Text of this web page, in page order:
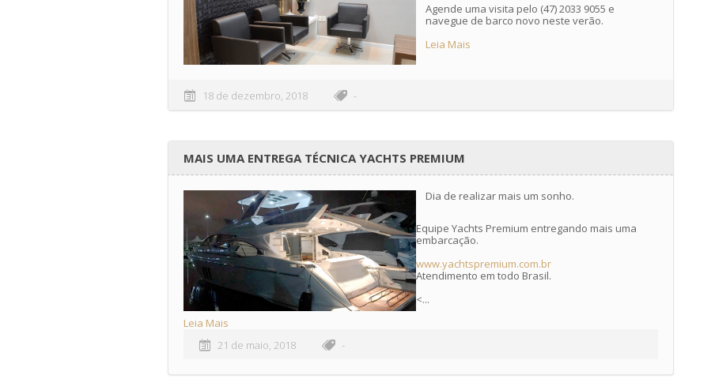
Agende uma visita pelo (47) 2033 9055 e
navegue de barco novo neste verão.⠀⠀
Leia Mais
18 de dezembro, 2018 -
MAIS UMA ENTREGA TÉCNICA YACHTS PREMIUM
Dia de realizar mais um sonho.
Equipe Yachts Premium entregando mais uma
embarcação.
www.yachtspremium.com.br
Atendimento em todo Brasil.
<...
Leia Mais
21 de maio, 2018
-